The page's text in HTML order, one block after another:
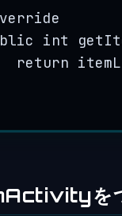
int
return
を